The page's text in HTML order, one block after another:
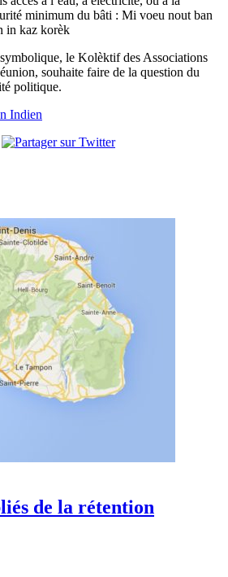
minimum du bâti : Mi voeu nout ban
in kaz korèk
le Kolèktif des Associations
souhaite faire de la question du
politique.
Indien
de la rétention